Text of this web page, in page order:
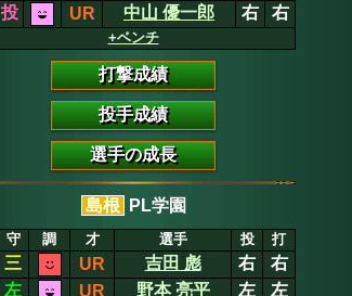
投 UR 中山 優一郎 右 右
+ベンチ
打撃成績
投手成績
選手の成長
島根 PL学園
守 調 才 選手 投 打
三 UR 吉田 彪 右
右
左 UR 野本 亮平 左
左